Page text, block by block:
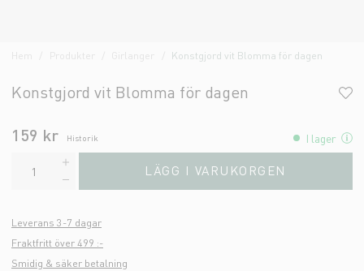
Hem Produkter Konstgjord vit Blomma för dagen
Konstgjord vit Blomma för dagen
159 kr Historik I lager
LÄGG I VARUKORGEN
Leverans 3-7 dagar
Fraktfritt över 499 :-
Smidig & säker betalning